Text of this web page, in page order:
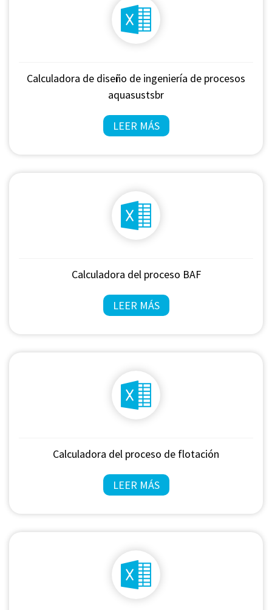
Calculadora de diseño de ingeniería de procesos
aquasustsbr
LEER MÁS
Calculadora del proceso BAF
LEER MÁS
Calculadora del proceso de flotación
LEER MÁS